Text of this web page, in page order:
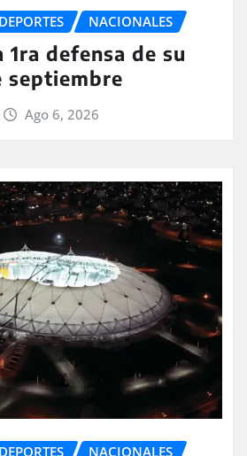
DEPORTES NACIONALES
1ra defensa de su
septiembre
Ago 6, 2026
DEPORTES NACIONALES